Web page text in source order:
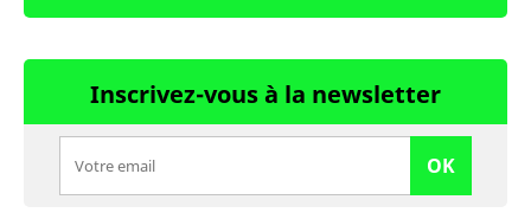
Inscrivez-vous à la newsletter
OK